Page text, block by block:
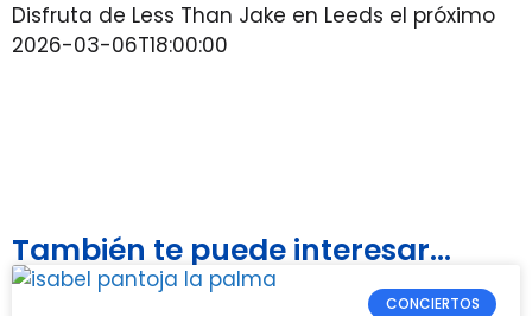
Disfruta de Less Than Jake en Leeds el próximo
2026-03-06T18:00:00
También te puede interesar...
CONCIERTOS